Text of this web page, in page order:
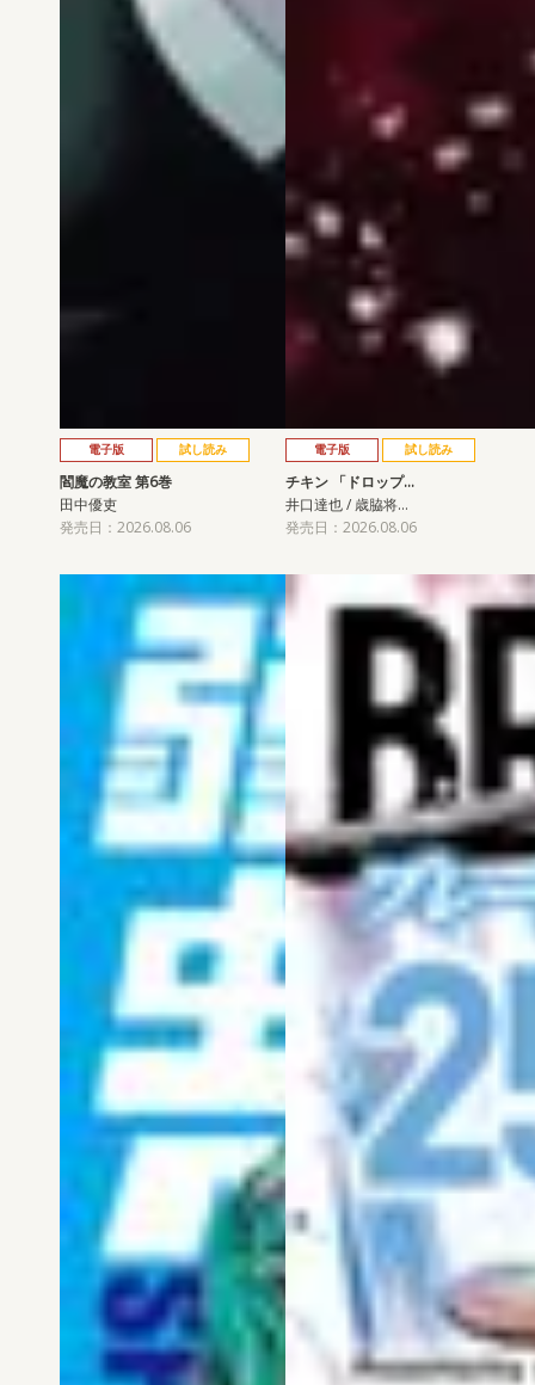
電子版 試し読み
閻魔の教室 第6巻
田中優吏
発売日：2026.08.06
電子版 試し読み
チキン 「ドロップ…
井口達也 / 歳脇将…
発売日：2026.08.06